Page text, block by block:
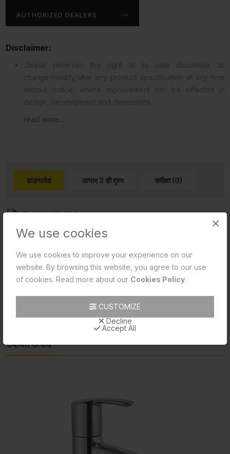
×
We use cookies
We use cookies to improve your experience on our
website. By browsing this website, you agree to our use
of cookies. Read more about our Cookies Policy.
CUSTOMIZE
Decline
Accept All
AUTHORIZED DEALERS
Disclaimer:
read more...
डाउनलोड उत्पाद 3 डी दृश्य समीक्षा (0)
Product 2D PDF
Product 2D CAD
Product Data Sheet
Product Image
Product Technical Image
SANITARYWARE
संबंधित उत्पाद